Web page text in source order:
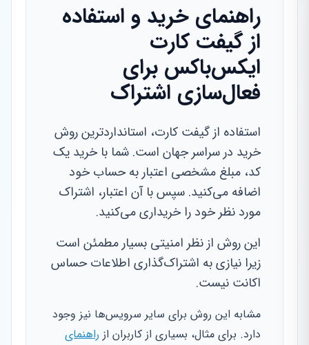
راهنمای خرید و استفاده
از گیفت کارت
ایکس‌باکس برای
فعال‌سازی اشتراک
استفاده از گیفت کارت، استانداردترین روش
خرید در سراسر جهان است. شما با خرید یک
کد، مبلغ مشخصی اعتبار به حساب خود
اضافه می‌کنید. سپس با آن اعتبار، اشتراک
مورد نظر خود را خریداری می‌کنید.
این روش از نظر امنیتی بسیار مطمئن است
زیرا نیازی به اشتراک‌گذاری اطلاعات حساس
اکانت نیست.
مشابه این روش برای سایر سرویس‌ها نیز وجود
دارد. برای مثال، بسیاری از کاربران از راهنمای